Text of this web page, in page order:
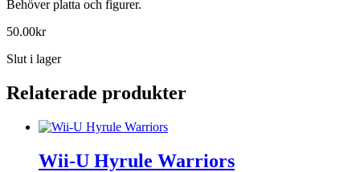
Behöver platta och figurer.
50.00kr
Slut i lager
Relaterade produkter
Wii-U Hyrule Warriors